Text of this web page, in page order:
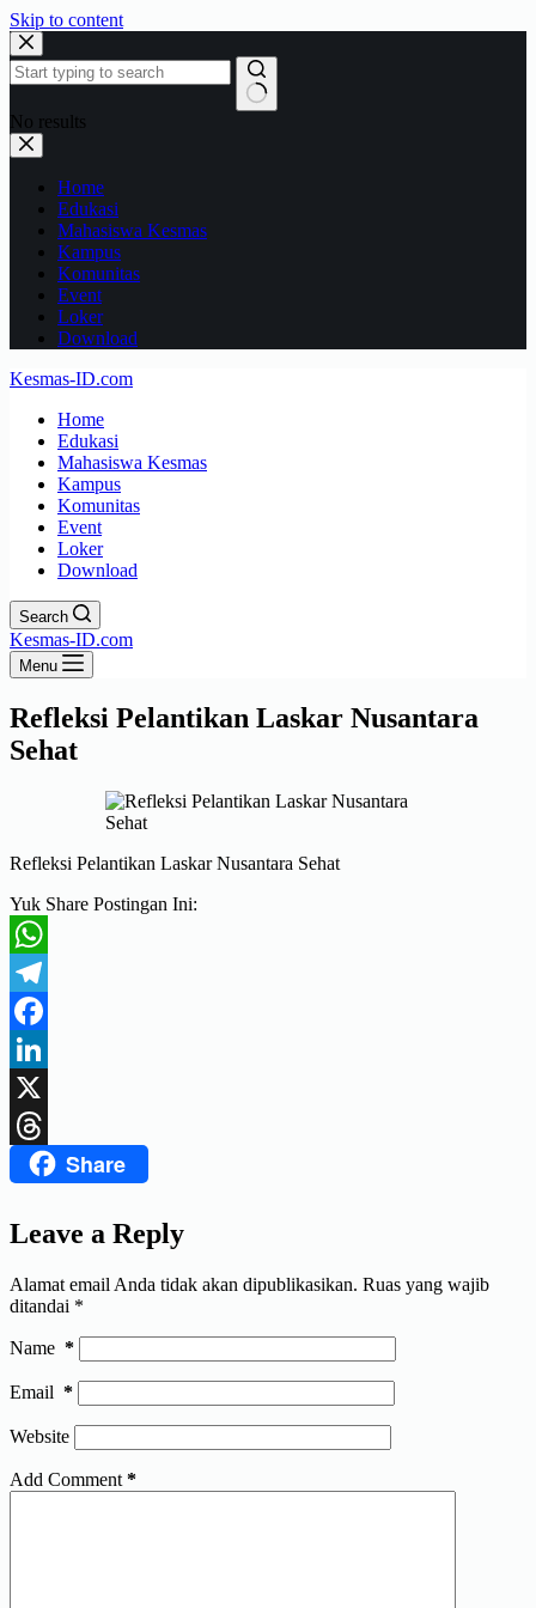
Skip to content
No results
Home
Edukasi
Mahasiswa Kesmas
Kampus
Komunitas
Event
Loker
Download
Kesmas-ID.com
Home
Edukasi
Mahasiswa Kesmas
Kampus
Komunitas
Event
Loker
Download
Search
Kesmas-ID.com
Menu
Refleksi Pelantikan Laskar Nusantara
Sehat
Refleksi Pelantikan Laskar Nusantara Sehat
Yuk Share Postingan Ini:
WhatsApp
Telegram
Facebook
LinkedIn
X
ThreadsShare
Leave a Reply
Alamat email Anda tidak akan dipublikasikan. Ruas yang wajib
ditandai *
Name *
Email *
Website
Add Comment *